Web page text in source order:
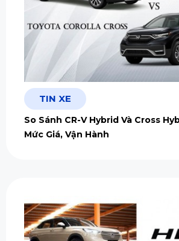
TIN XE
So Sánh CR-V Hybrid Và Cross
Mức Giá, Vận Hành